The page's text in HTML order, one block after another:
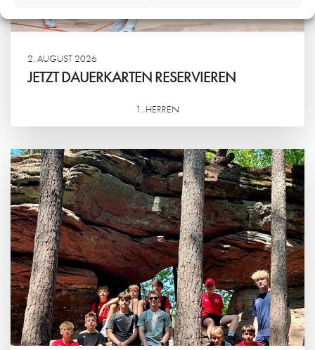
2. AUGUST 2026
JETZT DAUERKARTEN RESERVIEREN
1. HERREN